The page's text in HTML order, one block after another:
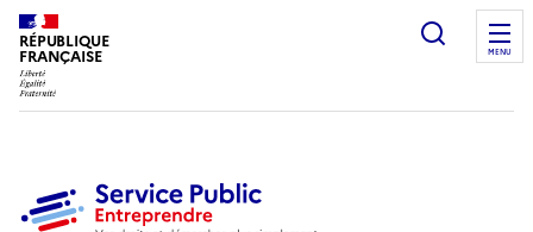
RÉPUBLIQUE
FRANÇAISE MENU